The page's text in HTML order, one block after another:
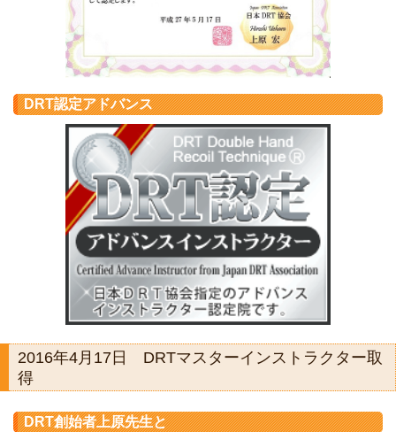
DRT認定アドバンス
2016年4月17日 DRTマスターインストラクター取
得
DRT創始者上原先生と